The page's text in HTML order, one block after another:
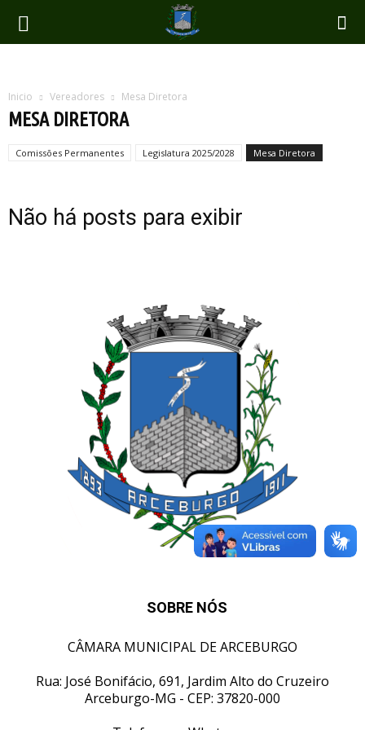
Inicio Vereadores Mesa Diretora
MESA DIRETORA
Comissões Permanentes Legislatura 2025/2028 Mesa Diretora
Não há posts para exibir
SOBRE NÓS
CÂMARA MUNICIPAL DE ARCEBURGO
Rua: José Bonifácio, 691, Jardim Alto do Cruzeiro
Arceburgo-MG - CEP: 37820-000